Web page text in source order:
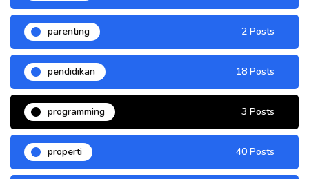
parenting 2 Posts
pendidikan 18 Posts
programming 3 Posts
properti 40 Posts